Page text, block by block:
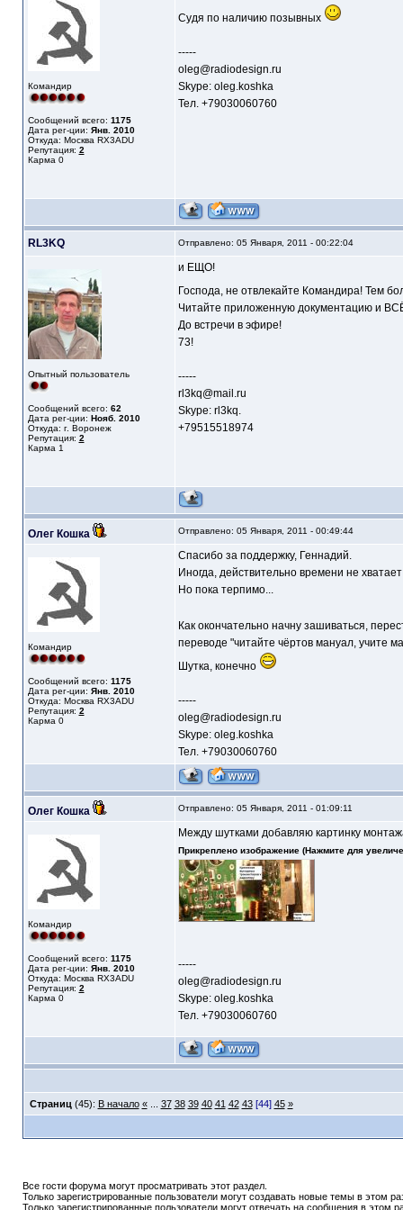
Командир
Сообщений всего: 1175
Дата рег-ции: Янв. 2010
Откуда: Москва RX3ADU
Репутация: 2
Карма 0
Судя по наличию позывных
-----
oleg@radiodesign.ru
Skype: oleg.koshka
Тел. +79030060760
RL3KQ Отправлено: 05 Января, 2011 - 00:22:04
Опытный пользователь
Сообщений всего: 62
Дата рег-ции: Нояб. 2010
Откуда: г. Воронеж
Репутация: 2
Карма 1
и ЕЩО!
Господа, не отвлекайте Командира! Тем
Читайте приложенную документацию и
До встречи в эфире!
73!
-----
rl3kq@mail.ru
Skype: rl3kq.
+79515518974
Олег Кошка Отправлено: 05 Января, 2011 - 00:49:44
Командир
Сообщений всего: 1175
Дата рег-ции: Янв. 2010
Откуда: Москва RX3ADU
Репутация: 2
Карма 0
Спасибо за поддержку, Геннадий.
Иногда, действительно времени не
Но пока терпимо...
Как окончательно начну зашиваться,
переводе "читайте чёртов мануал, учите
Шутка, конечно
-----
oleg@radiodesign.ru
Skype: oleg.koshka
Тел. +79030060760
Олег Кошка Отправлено: 05 Января, 2011 - 01:09:11
Командир
Сообщений всего: 1175
Дата рег-ции: Янв. 2010
Откуда: Москва RX3ADU
Репутация: 2
Карма 0
Между шутками добавляю картинку
Прикреплено изображение (Нажмите для
-----
oleg@radiodesign.ru
Skype: oleg.koshka
Тел. +79030060760
Страниц (45): В начало «... 37 38 39 40 41 42 43 [44] 45 »
Все гости форума могут просматривать этот раздел.
Только зарегистрированные пользователи могут создавать новые темы в этом
Только зарегистрированные пользователи могут отвечать на сообщения в этом